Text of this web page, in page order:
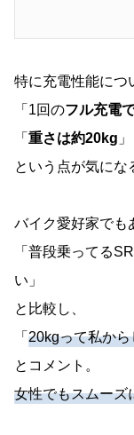
特に充電性能につ
「1回のフル充電
「 重さは約20kg 」
という点が気にな
バイク愛好家でも
「普段乗ってる
い」
と比較し、
「 20kgって私か
とコメント。
女性でもスムーズ